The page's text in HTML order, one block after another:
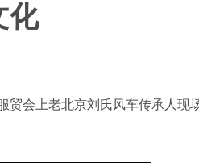
化
贸会上老北京刘氏风车传承人现